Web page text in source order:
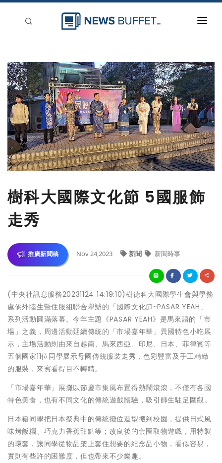
新聞稿分類
登入
刊登
樹科大國際文化節 5國服飾
走秀
推廣新聞稿 Nov 24,2023 新聞 新聞時事
(中央社訊息服務20231124 14:19:10)樹德科大國際學生會與學務
處僑外陸生暨住服組聯合舉辧的「國際文化節~PASAR YEAH」
系列活動圓滿落幕。今年主題《PASAR YEAH》是馬來語的「市
場」之義，周邊活動延續傳統的「市場嘉年華」異國特色小吃展
示，主場活動則由來自越南、馬來西亞、印尼、日本、菲律賓等
五個國家11位同學展示母國傳統服裝走秀，色彩豐富及手工精緻
的服裝，來賓看得目不轉睛。
「市場嘉年華」展攤以節慶市集風布置得熱鬧滾滾，不僅有各國
特色美食，也有不同文化的傳統遊戲體驗，吸引師生駐足圍觀。
日本籍同學把日本祭典中的傳統攤位造型搬到校園，提供日式風
味烤飯糰、巧克力香蕉甜點等；改良後的套圈取物遊戲，用特製
的環套，讓同學從物品架上套住想要的紀念品小物，看似容易，
實則有些許的困難度，但也帶來不少樂趣。